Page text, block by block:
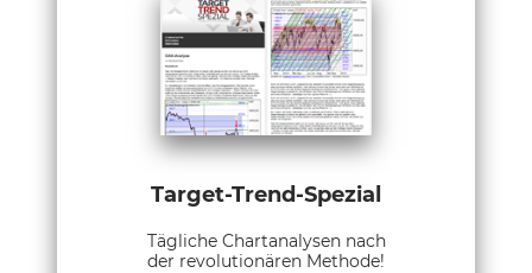
Target-Trend-Spezial
Tägliche Chartanalysen nach
der revolutionären Methode!